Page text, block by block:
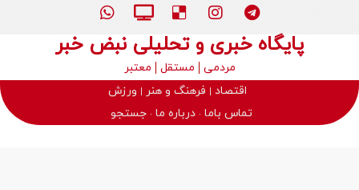
پایگاه خبری و تحلیلی نبض خبر
مردمی مستقل
معتبر
اقتصاد
فرهنگ و هنر
ورزش
تماس باما درباره ما جستجو